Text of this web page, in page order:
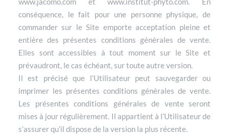
conséquence, le fait pour une personne physique, de
commander sur le Site emporte acceptation pleine et
entière des présentes conditions générales de vente.
Elles sont accessibles à tout moment sur le Site et
prévaudront, le cas échéant, sur toute autre version.
Il est précisé que l’Utilisateur peut sauvegarder ou
imprimer les présentes conditions générales de vente.
Les présentes conditions générales de vente seront
mises à jour régulièrement. Il appartient à l’Utilisateur de
s’assurer qu’il dispose de la version la plus récente.